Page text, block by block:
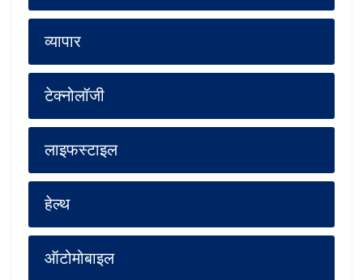
व्यापार
टेक्नोलॉजी
लाइफस्टाइल
हेल्थ
ऑटोमोबाइल